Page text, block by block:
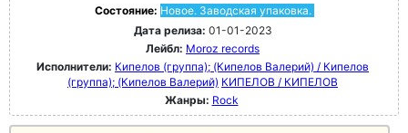
Состояние: Новое. Заводская упаковка.
Дата релиза: 01-01-2023
Лейбл: Moroz records
Исполнители: Кипелов (группа); (Кипелов Валерий) / Кипелов
(группа); (Кипелов Валерий) КИПЕЛОВ / КИПЕЛОВ
Жанры: Rock